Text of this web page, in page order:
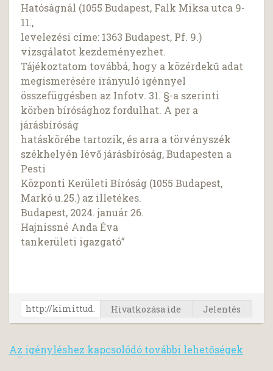
Hatóságnál (1055 Budapest, Falk Miksa utca 9-
11.,
levelezési címe: 1363 Budapest, Pf. 9.)
vizsgálatot kezdeményezhet.
Tájékoztatom továbbá, hogy a közérdekű adat
megismerésére irányuló igénnyel
összefüggésben az Infotv. 31. §-a szerinti
körben bírósághoz fordulhat. A per a
járásbíróság
hatáskörébe tartozik, és arra a törvényszék
székhelyén lévő járásbíróság, Budapesten a
Pesti
Központi Kerületi Bíróság (1055 Budapest,
Markó u.25.) az illetékes.
Budapest, 2024. január 26.
Hajnissné Anda Éva
tankerületi igazgató”
Hivatkozása ide Jelentés
Az igényléshez kapcsolódó további lehetőségek